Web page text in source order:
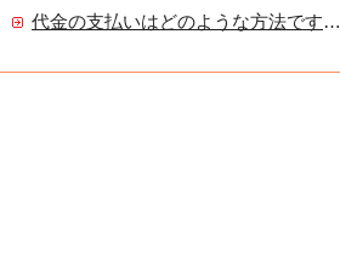
代金の支払いはどのような方法ですか？